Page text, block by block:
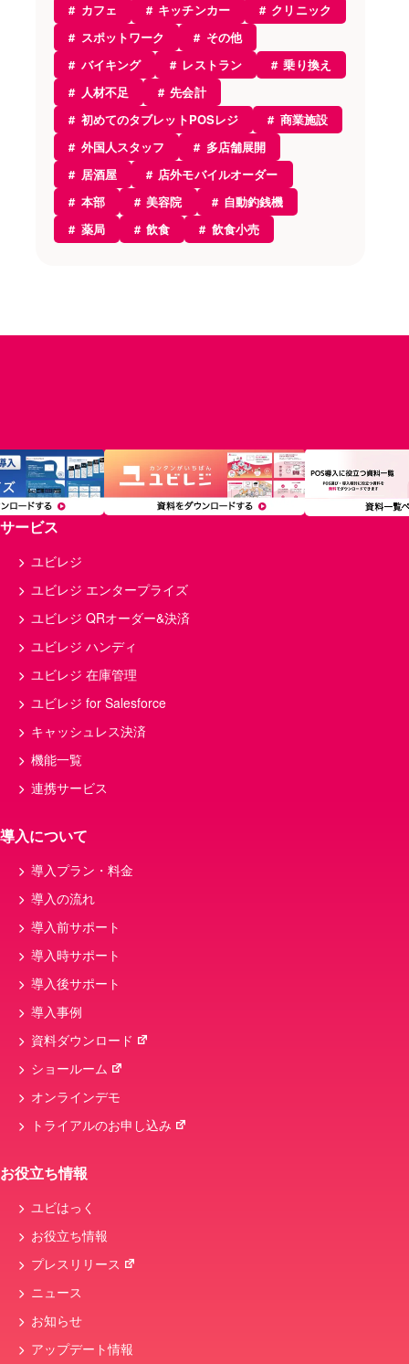
カフェ キッチンカー
クリニック
スポットワーク
その他
バイキング
レストラン
乗り換え
人材不足
先会計
初めてのタブレットPOSレジ
商業施設
外国人スタッフ
多店舗展開
居酒屋
店外モバイルオーダー
本部
美容院
自動釣銭機
薬局
飲食 飲食小売
サービス
ユビレジ
ユビレジ エンタープライズ
ユビレジ QRオーダー&決済
ユビレジ ハンディ
ユビレジ 在庫管理
ユビレジ for Salesforce
キャッシュレス決済
機能一覧
連携サービス
導入について
導入プラン・料金
導入の流れ
導入前サポート
導入時サポート
導入後サポート
導入事例
資料ダウンロード
ショールーム
オンラインデモ
トライアルのお申し込み
お役立ち情報
ユビはっく
お役立ち情報
プレスリリース
ニュース
お知らせ
アップデート情報